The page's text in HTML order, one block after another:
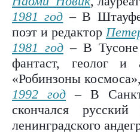
1981 год – В
поэт и редактор
1981 год– В Тусоне
фантаст, геолог и
«Робинзоны
1992 год – В
скончался
ленинградского